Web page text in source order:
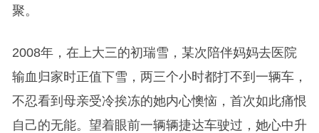
聚。
2008年，在上大三的初瑞雪，某次陪伴妈妈去医院
输血归家时正值下雪，两三个小时都打不到一辆车，
不忍看到母亲受冷挨冻的她内心懊恼，首次如此痛恨
自己的无能。望着眼前一辆辆捷达车驶过，她心中升